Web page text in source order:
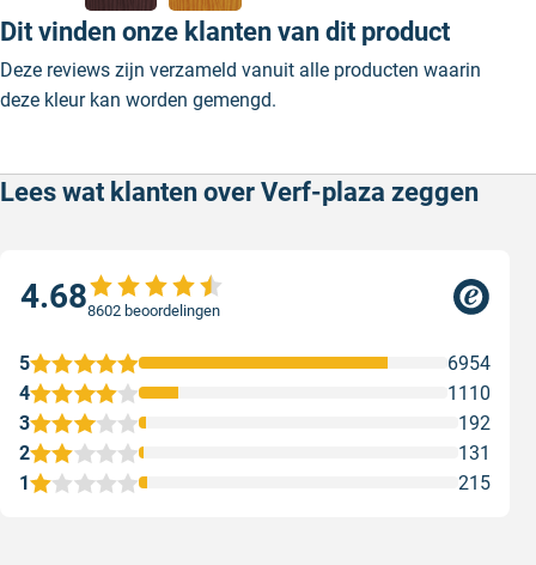
Dit vinden onze klanten van dit product
Deze reviews zijn verzameld vanuit alle producten waarin
deze kleur kan worden gemengd.
Lees wat klanten over Verf-plaza zeggen
4.688602 beoordelingen
1 215
2 131
3 192
4 1110
5 6954